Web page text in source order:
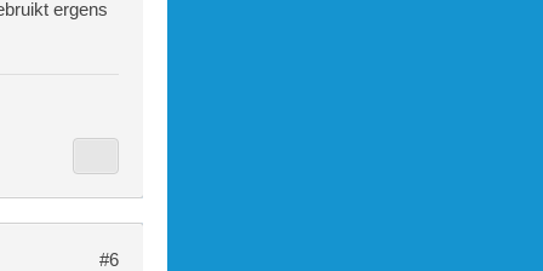
ergens
#6